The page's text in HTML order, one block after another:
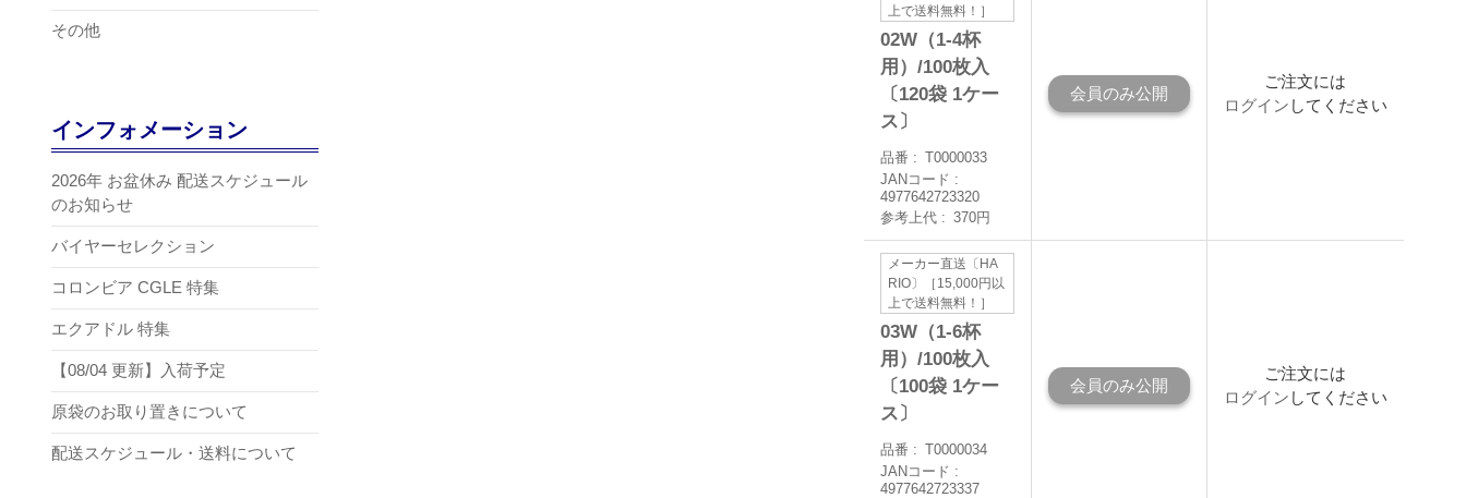
上で送料無料！］
02W（1-4杯
用）/100枚入
〔120袋 1ケー
ス〕
品番
T0000033
JANコード
4977642723320
参考上代
370円
会員のみ公開
ご注文には
ログイン してください
メーカー直送〔HA
RIO〕［15,000円以
上で送料無料！］
03W（1-6杯
用）/100枚入
〔100袋 1ケー
ス〕
品番
T0000034
JANコード
4977642723337
会員のみ公開
ご注文には
ログイン してください
その他
インフォメーション
2026年 お盆休み 配送スケジュール
のお知らせ
バイヤーセレクション
コロンビア CGLE 特集
エクアドル 特集
【08/04 更新】入荷予定
原袋のお取り置きについて
配送スケジュール・送料について